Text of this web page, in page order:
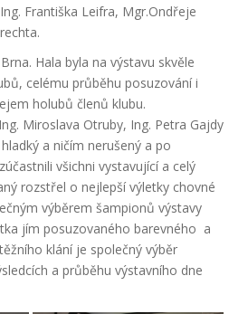
Františka Leifra, Mgr.Ondřeje
Hala byla na výstavu skvěle
celému průběhu posuzování i
holubů členů klubu.
Miroslava Otruby, Ing. Petra Gajdy
a ničím nerušený a po
všichni vystavující a celý
rozstřel o nejlepší výletky chovné
výběrem šampionů výstavy
jím posuzovaného barevného a
klání je společný výběr
a průběhu výstavního dne